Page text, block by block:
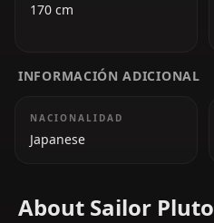
170 cm
INFORMACIÓN ADICIONAL
NACIONALIDAD
Japanese
About Sailor Pluto